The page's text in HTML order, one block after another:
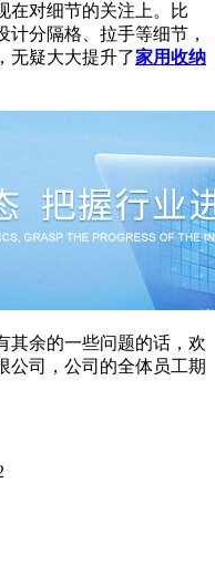
对细节的关注上。比
分隔格、拉手等细节，
无疑大大提升了家用收纳
余的一些问题的话，欢
公司，公司的全体员工期